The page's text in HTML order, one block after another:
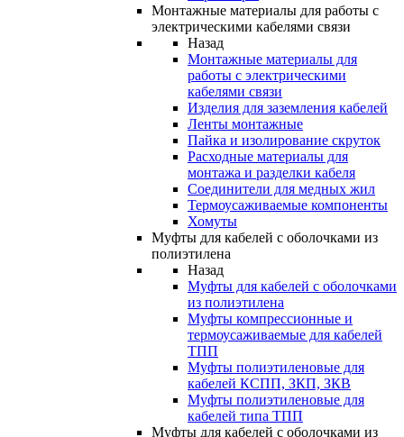
Монтажные материалы для работы с
электрическими кабелями связи
Назад
Монтажные материалы для
работы с электрическими
кабелями связи
Изделия для заземления кабелей
Ленты монтажные
Пайка и изолирование скруток
Расходные материалы для
монтажа и разделки кабеля
Соединители для медных жил
Термоусаживаемые компоненты
Хомуты
Муфты для кабелей с оболочками из
полиэтилена
Назад
Муфты для кабелей с оболочками
из полиэтилена
Муфты компрессионные и
термоусаживаемые для кабелей
ТПП
Муфты полиэтиленовые для
кабелей КСПП, ЗКП, ЗКВ
Муфты полиэтиленовые для
кабелей типа ТПП
Муфты для кабелей с оболочками из